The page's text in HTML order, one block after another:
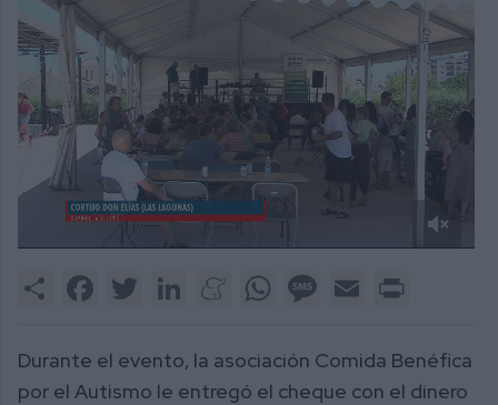
3
Share FacebookTwitter LinkedInMeneameWhatsAppMessage
Email
Durante el evento, la asociación Comida Benéfica
por el Autismo le entregó el cheque con el dinero